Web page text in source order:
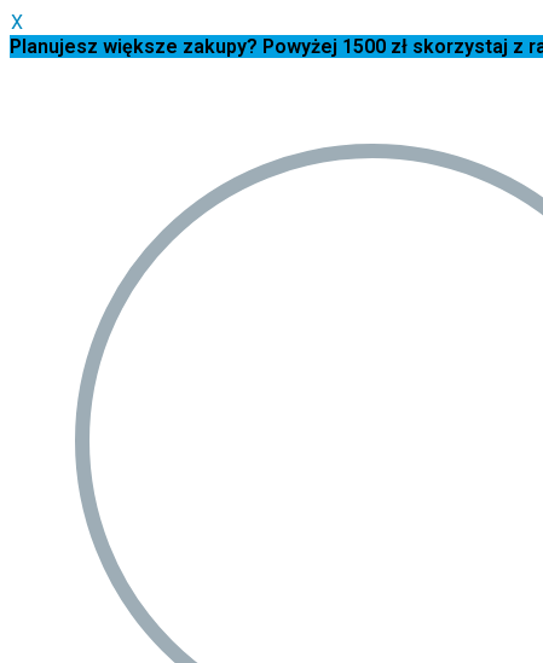
X
Planujesz większe zakupy? Powyżej 1500 zł skorzystaj z